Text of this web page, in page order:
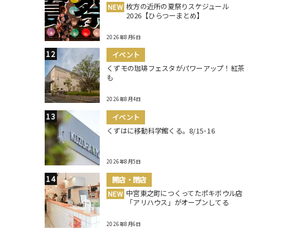
NEW 枚方の近所の夏祭りスケジュール
2026【ひらつーまとめ】
2026年8月6日
イベント
くずモの珈琲フェスタがパワーアップ！紅茶
も
2026年8月4日
イベント
くずはに移動科学館くる。8/15･16
2026年8月5日
開店・閉店
NEW 中宮東之町につくってたポキボウル店
「アリハウス」がオープンしてる
2026年8月6日